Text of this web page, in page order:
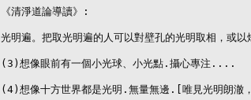
《清淨道論導讀》:
光明遍。把取光明遍的人可以對壁孔的光明取相，或以
(3)想像眼前有一個小光球、小光點.攝心專注....
(4)想像十方世界都是光明.無量無邊.[唯見光明朗澈